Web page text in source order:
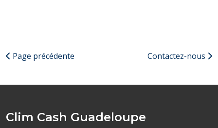
Page précédente Contactez-nous
Clim Cash Guadeloupe